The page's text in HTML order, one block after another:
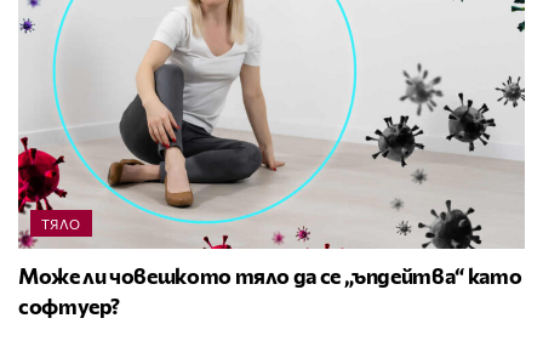
ТЯЛО
Може ли човешкото тяло да се „ъпдейтва“ като
софтуер?